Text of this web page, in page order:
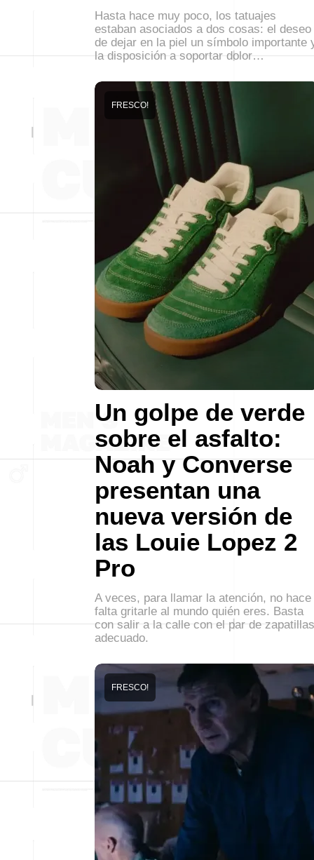
Hasta hace muy poco, los tatuajes
estaban asociados a dos cosas: el deseo
de dejar en la piel un símbolo importante
la disposición a soportar dolor…
Un golpe de verde
sobre el asfalto:
Noah y Converse
presentan una
nueva versión de
las Louie Lopez 2
Pro
FRESCO!
A veces, para llamar la atención, no hace
falta gritarle al mundo quién eres. Basta
con salir a la calle con el par de zapatillas
adecuado.
FRESCO!